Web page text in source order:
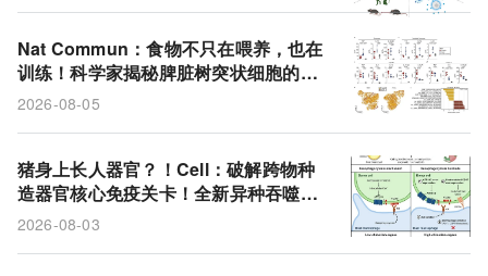
Nat Commun：食物不只在喂养，也在
训练！科学家揭秘脾脏树突状细胞的饮
食密码
2026-08-05
猪身上长人器官？！Cell：破解跨物种
造器官核心免疫关卡！全新异种吞噬机
制打通人体器官培育赛道
2026-08-03